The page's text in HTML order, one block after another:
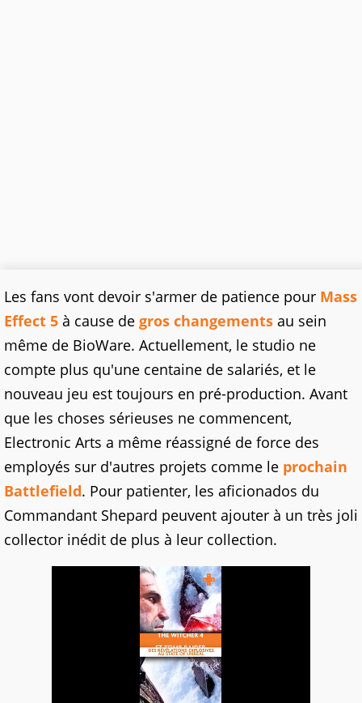
Les fans vont devoir s'armer de patience pour Mass
Effect 5 à cause de gros changements au sein
même de BioWare. Actuellement, le studio ne
compte plus qu'une centaine de salariés, et le
nouveau jeu est toujours en pré-production. Avant
que les choses sérieuses ne commencent,
Electronic Arts a même réassigné de force des
employés sur d'autres projets comme le prochain
Battlefield. Pour patienter, les aficionados du
Commandant Shepard peuvent ajouter à un très joli
collector inédit de plus à leur collection.